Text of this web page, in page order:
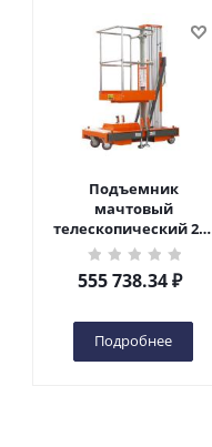
Подъемник
мачтовый
телескопический 200
кг 6 м TOR GTWY6-200S
DC 2-мачтовый
(автономный) (G) в
555 738.34₽
Подробнее